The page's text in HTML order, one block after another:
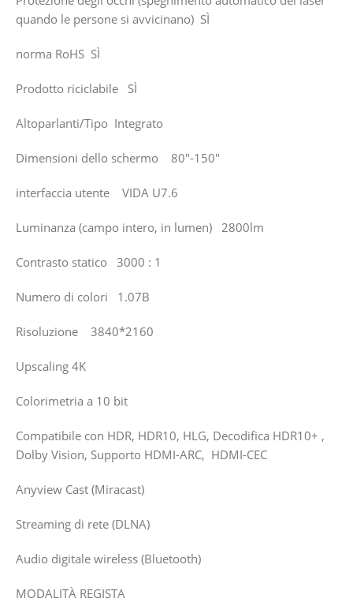
quando le persone si avvicinano) SÌ
norma RoHS SÌ
Prodotto riciclabile SÌ
Altoparlanti/Tipo Integrato
Dimensioni dello schermo 80″-150″
interfaccia utente VIDA U7.6
Luminanza (campo intero, in lumen) 2800lm
Contrasto statico 3000 : 1
Numero di colori 1.07B
Risoluzione 3840*2160
Upscaling 4K
Colorimetria a 10 bit
Compatibile con HDR, HDR10, HLG, Decodifica HDR10+ ,
Dolby Vision, Supporto HDMI-ARC, HDMI-CEC
Anyview Cast (Miracast)
Streaming di rete (DLNA)
Audio digitale wireless (Bluetooth)
MODALITÀ REGISTA